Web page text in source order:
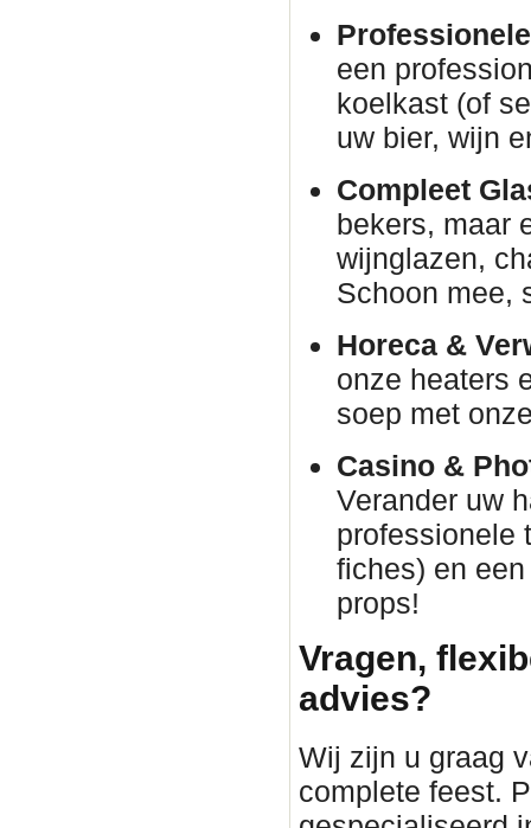
een
koelkast (of
uw bier, wijn
Compleet
bekers, maar
wijnglazen,
Schoon mee,
Horeca &
onze heaters
soep met
Casino &
Verander uw
professionele
fiches) en
props!
Vragen,
advies?
Wij zijn u graag
complete feest.